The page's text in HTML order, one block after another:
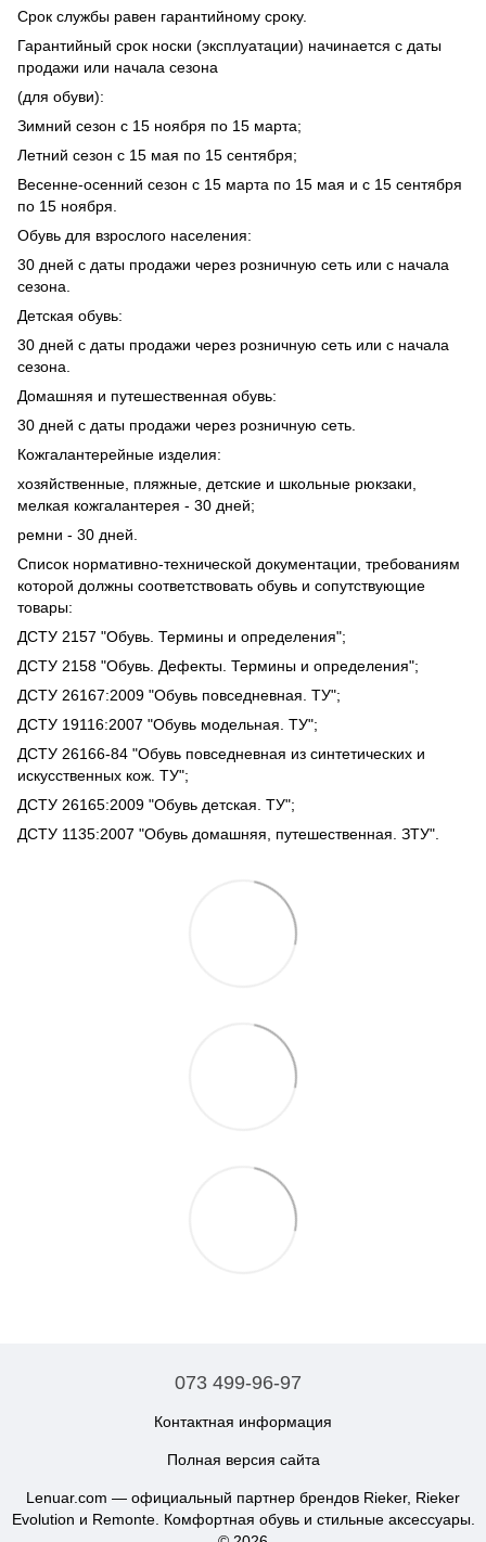
Срок службы равен гарантийному сроку.
Гарантийный срок носки (эксплуатации) начинается с даты
продажи или начала сезона
(для обуви):
Зимний сезон с 15 ноября по 15 марта;
Летний сезон с 15 мая по 15 сентября;
Весенне-осенний сезон с 15 марта по 15 мая и с 15 сентября
по 15 ноября.
Обувь для взрослого населения:
30 дней с даты продажи через розничную сеть или с начала
сезона.
Детская обувь:
30 дней с даты продажи через розничную сеть или с начала
сезона.
Домашняя и путешественная обувь:
30 дней с даты продажи через розничную сеть.
Кожгалантерейные изделия:
хозяйственные, пляжные, детские и школьные рюкзаки,
мелкая кожгалантерея - 30 дней;
ремни - 30 дней.
Список нормативно-технической документации, требованиям
которой должны соответствовать обувь и сопутствующие
товары:
ДСТУ 2157 "Обувь. Термины и определения";
ДСТУ 2158 "Обувь. Дефекты. Термины и определения";
ДСТУ 26167:2009 "Обувь повседневная. ТУ";
ДСТУ 19116:2007 "Обувь модельная. ТУ";
ДСТУ 26166-84 "Обувь повседневная из синтетических и
искусственных кож. ТУ";
ДСТУ 26165:2009 "Обувь детская. ТУ";
ДСТУ 1135:2007 "Обувь домашняя, путешественная. ЗТУ".
073 499-96-97
Контактная информация
Полная версия сайта
Lenuar.com — официальный партнер брендов Rieker, Rieker
Evolution и Remonte. Комфортная обувь и стильные аксессуары.